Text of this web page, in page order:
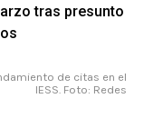
tras presunto
de citas en el
IESS. Foto: Redes